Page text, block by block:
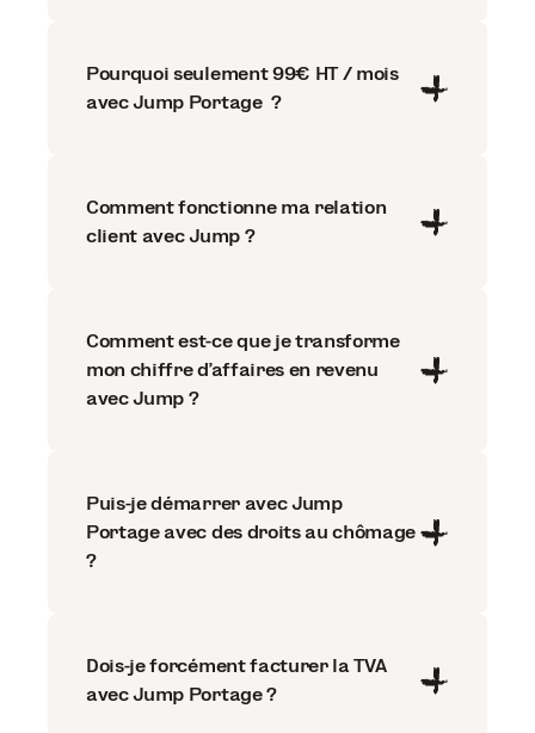
Pourquoi seulement 99€ HT / mois
avec Jump Portage ?
Comment fonctionne ma relation
client avec Jump ?
Comment est-ce que je transforme
mon chiffre d'affaires en revenu
avec Jump ?
Puis-je démarrer avec Jump
Portage avec des droits au chômage
?
Dois-je forcément facturer la TVA
avec Jump Portage ?